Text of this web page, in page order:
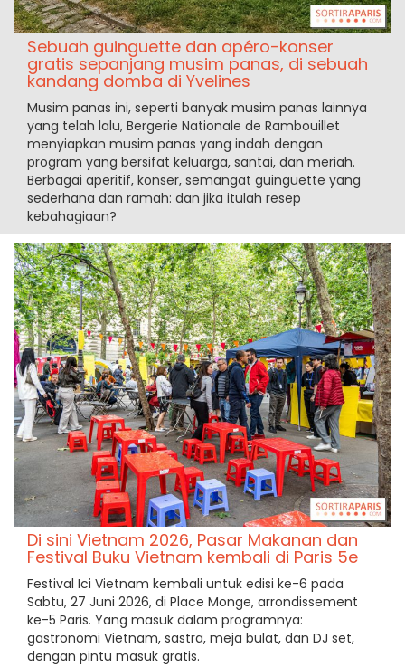
Sebuah guinguette dan apéro-konser
gratis sepanjang musim panas, di sebuah
kandang domba di Yvelines
Musim panas ini, seperti banyak musim panas lainnya
yang telah lalu, Bergerie Nationale de Rambouillet
menyiapkan musim panas yang indah dengan
program yang bersifat keluarga, santai, dan meriah.
Berbagai aperitif, konser, semangat guinguette yang
sederhana dan ramah: dan jika itulah resep
kebahagiaan?
Di sini Vietnam 2026, Pasar Makanan dan
Festival Buku Vietnam kembali di Paris 5e
Festival Ici Vietnam kembali untuk edisi ke-6 pada
Sabtu, 27 Juni 2026, di Place Monge, arrondissement
ke-5 Paris. Yang masuk dalam programnya:
gastronomi Vietnam, sastra, meja bulat, dan DJ set,
dengan pintu masuk gratis.